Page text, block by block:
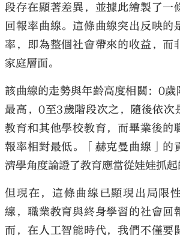
段存在顯著差異，並據此繪製了一
回報率曲線。這條曲線突出反映的
率，即為整個社會帶來的收益，而
家庭層面。
該曲線的走勢與年齡高度相關：0
最高，0至3歲階段次之，隨後依次
教育和其他學校教育，而畢業後的
報率相對最低。「赫克曼曲線」的
濟學角度論證了教育應當從娃娃抓起
但現在，這條曲線已顯現出局限
線，職業教育與終身學習的社會回
而，在人工智能時代，我們不僅要